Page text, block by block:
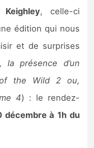
2
Keighley, celle-ci
édition qui nous
et de surprises
présence d’un
the Wild 2 ou,
4) : le rendez-
décembre à 1h du